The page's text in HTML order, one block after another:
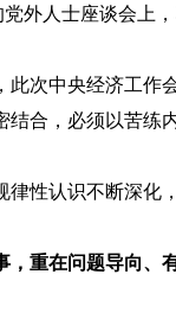
人士座谈会上，
中央经济工作会
合，必须以苦练
认识不断深化，
，重在问题导向、